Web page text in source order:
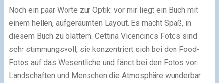
Noch ein paar Worte zur Optik: vor mir liegt ein Buch mit
einem hellen, aufgeräumten Layout. Es macht Spaß, in
diesem Buch zu blättern. Cettina Vicencinos Fotos sind
sehr stimmungsvoll, sie konzentriert sich bei den Food-
Fotos auf das Wesentliche und fängt bei den Fotos von
Landschaften und Menschen die Atmosphäre wunderbar